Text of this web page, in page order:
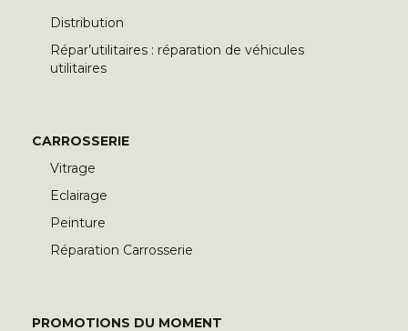
Distribution
Répar’utilitaires : réparation de véhicules
utilitaires
CARROSSERIE
Vitrage
Eclairage
Peinture
Réparation Carrosserie
PROMOTIONS DU MOMENT